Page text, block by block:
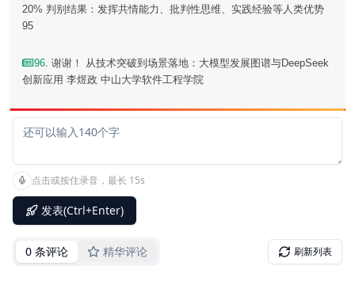
20% 判别结果：发挥共情能力、批判性思维、实践经验等人类优势
95
96. 谢谢！ 从技术突破到场景落地：大模型发展图谱与DeepSeek
创新应用 李煜政 中山大学软件工程学院